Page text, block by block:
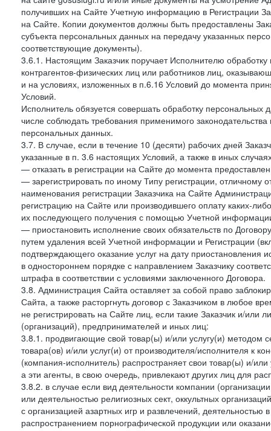
получивших на Сайте Учетную информацию в Регистрации
на Сайте. Копии документов должны быть предоставлены
субъекта персональных данных на передачу указанных
соответствующие документы).
3.6.1. Настоящим Заказчик поручает Исполнителю
контрагентов-физических лиц или работников лиц,
и на условиях, изложенных в п.6.16 Условий до момента
Условий.
Исполнитель обязуется совершать обработку
числе соблюдать требования применимого
персональных данных.
3.7. В случае, если в течение 10 (десяти) рабочих дней
указанные в п. 3.6 настоящих Условий, а также в иных
— отказать в регистрации на Сайте до момента
— зарегистрировать по иному Типу регистрации, отличному
наименования регистрации Заказчика на Сайте
регистрацию на Сайте или производившего оплату каких-
их последующего получения с помощью Учетной
— приостановить исполнение своих обязательств по
путем удаления всей Учетной информации и Регистрации
подтверждающего оказание услуг на дату приостановления
в одностороннем порядке с направлением Заказчику
штрафа в соответствии с условиями заключенного Договора.
3.8. Администрация Сайта оставляет за собой право
Сайта, а также расторгнуть договор с Заказчиком в любое
не регистрировать на Сайте лиц, если такие Заказчик и/
(организаций), предпринимателей и иных лиц:
3.8.1. продвигающие свой товар(ы) и/или услугу(и) методом
товара(ов) и/или услуг(и) от производителя/исполнителя к
(компания-исполнитель) распространяет свои товар(ы) и/
а эти агенты, в свою очередь, привлекают других лиц для
3.8.2. в случае если вид деятельности компании
или деятельностью религиозных сект, оккультных
с организацией азартных игр и развлечений,
распространением порнографической продукции или